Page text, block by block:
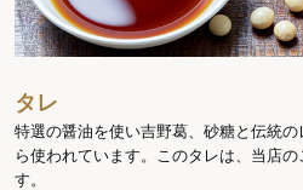
タレ
特選の醤油を使い吉野葛、砂糖と伝統
ら使われています。このタレは、当店
す。